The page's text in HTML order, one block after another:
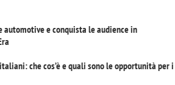
automotive e conquista le audience in
che cos’è e quali sono le opportunità per i